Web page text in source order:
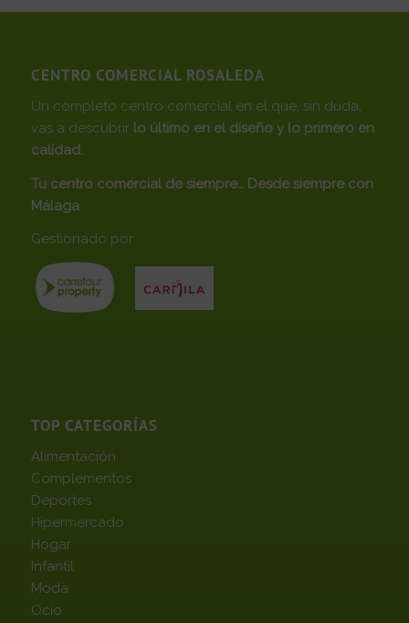
CENTRO COMERCIAL ROSALEDA
Un completo centro comercial en el que, sin duda,
vas a descubrir lo último en el diseño y lo primero en
calidad.
Tu centro comercial de siempre… Desde siempre con
Málaga
Gestionado por
TOP CATEGORÍAS
Alimentación
Complementos
Deportes
Hipermercado
Hogar
Infantil
Moda
Ocio